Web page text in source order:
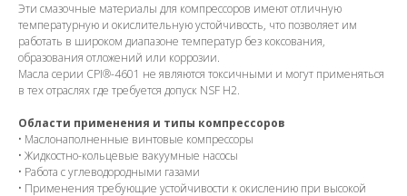
Эти смазочные материалы для компрессоров имеют отличную
температурную и окислительную устойчивость, что позволяет им
работать в широком диапазоне температур без коксования,
образования отложений или коррозии.
Масла серии CPI®-4601 не являются токсичными и могут применяться
в тех отраслях где требуется допуск NSF H2.
Области применения и типы компрессоров
• Маслонаполненные винтовые компрессоры
• Жидкостно-кольцевые вакуумные насосы
• Работа с углеводородными газами
• Применения требующие устойчивости к окислению при высокой